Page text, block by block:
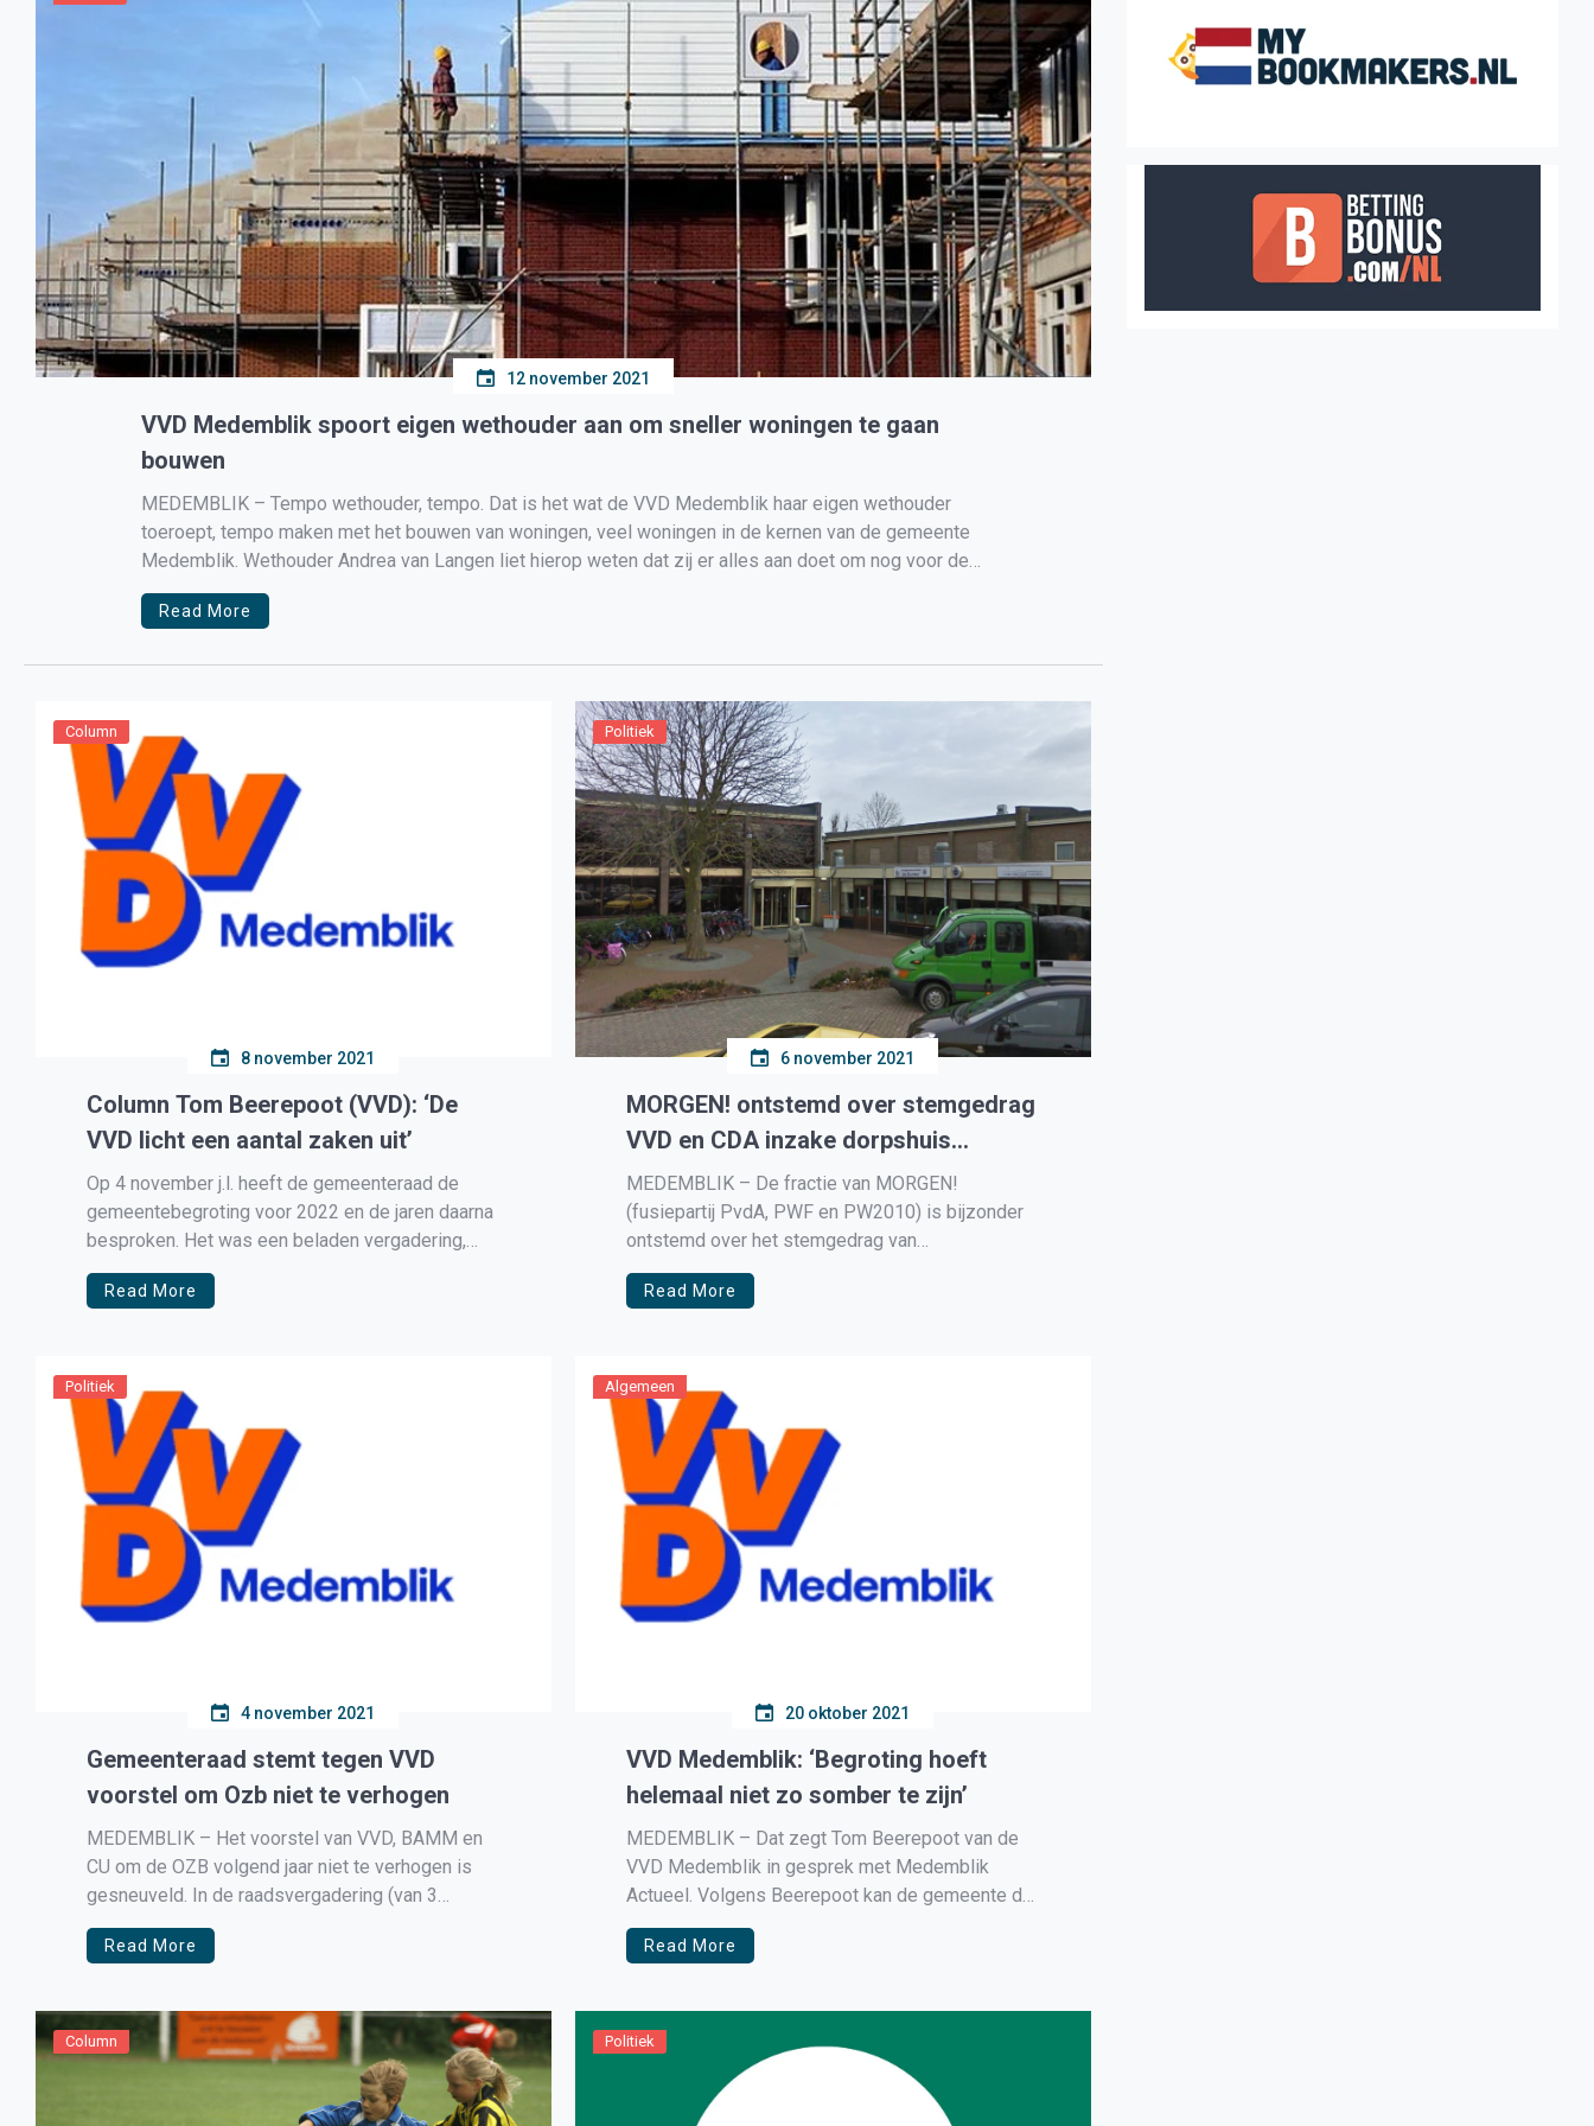
12 november 2021
VVD Medemblik spoort eigen wethouder aan om sneller woningen te gaan
bouwen
MEDEMBLIK – Tempo wethouder, tempo. Dat is het wat de VVD Medemblik haar eigen wethouder
toeroept, tempo maken met het bouwen van woningen, veel woningen in de kernen van de gemeente
Medemblik. Wethouder Andrea van Langen liet hierop weten dat zij er alles aan doet om nog voor de
kerst […]
Read More
Column
8 november 2021
Column Tom Beerepoot (VVD): ‘De
VVD licht een aantal zaken uit’
Op 4 november j.l. heeft de gemeenteraad de
gemeentebegroting voor 2022 en de jaren daarna
besproken. Het was een beladen vergadering,
onder meer vanwege de vele bezuinigingen die
het college aan de raad voorstelde. De VVD licht
Read More
Politiek
6 november 2021
MORGEN! ontstemd over stemgedrag
VVD en CDA inzake dorpshuis
Abbekerk
MEDEMBLIK – De fractie van MORGEN!
(fusiepartij PvdA, PWF en PW2010) is bijzonder
ontstemd over het stemgedrag van
coalitiepartners VVD en CDA tijdens de
begrotingsraad inzake het dorpshuis in
standpunten al met elkaar gewisseld en wist de
broze coalitie hoe de vlag […]
Read More
Politiek
4 november 2021
Gemeenteraad stemt tegen VVD
voorstel om Ozb niet te verhogen
MEDEMBLIK – Het voorstel van VVD, BAMM en
CU om de OZB volgend jaar niet te verhogen is
gesneuveld. In de raadsvergadering (van 3
november) over de begroting voor 2022 haalde
het geen meerderheid. VVD-raadslid Mark Raat:
college door en stijgt de […]
Read More
Algemeen
20 oktober 2021
VVD Medemblik: ‘Begroting hoeft
helemaal niet zo somber te zijn’
MEDEMBLIK – Dat zegt Tom Beerepoot van de
VVD Medemblik in gesprek met Medemblik
Actueel. Volgens Beerepoot kan de gemeente de
begroting ombuigen van rode naar zwarte cijfers
als zij grootschalig gaan bouwen, door de extra
Ozb. De VVD heeft becijferd dat dit […]
Read More
Column Politiek